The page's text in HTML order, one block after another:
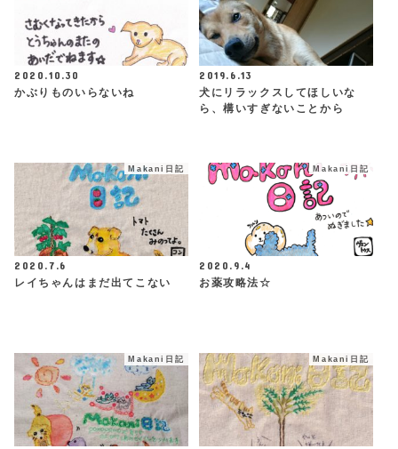
2020.10.30
かぶりものいらないね
2019.6.13
犬にリラックスしてほしいな
ら、構いすぎないことから
Makani日記
2020.7.6
レイちゃんはまだ出てこない
Makani日記
2020.9.4
お薬攻略法☆
Makani日記 Makani日記